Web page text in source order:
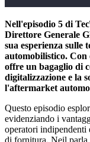
Nell'episodio 5 di
Direttore Generale
sua esperienza sulle
automobilistico.
offre un bagaglio di
digitalizzazione e la
l'aftermarket
Questo episodio
evidenziando i
operatori indipendenti